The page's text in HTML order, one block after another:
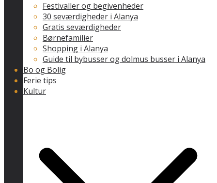
Festivaller og begivenheder
30 seværdigheder i Alanya
Gratis seværdigheder
Børnefamilier
Shopping i Alanya
Guide til bybusser og dolmus busser i Alanya
Bo og Bolig
Ferie tips
Kultur